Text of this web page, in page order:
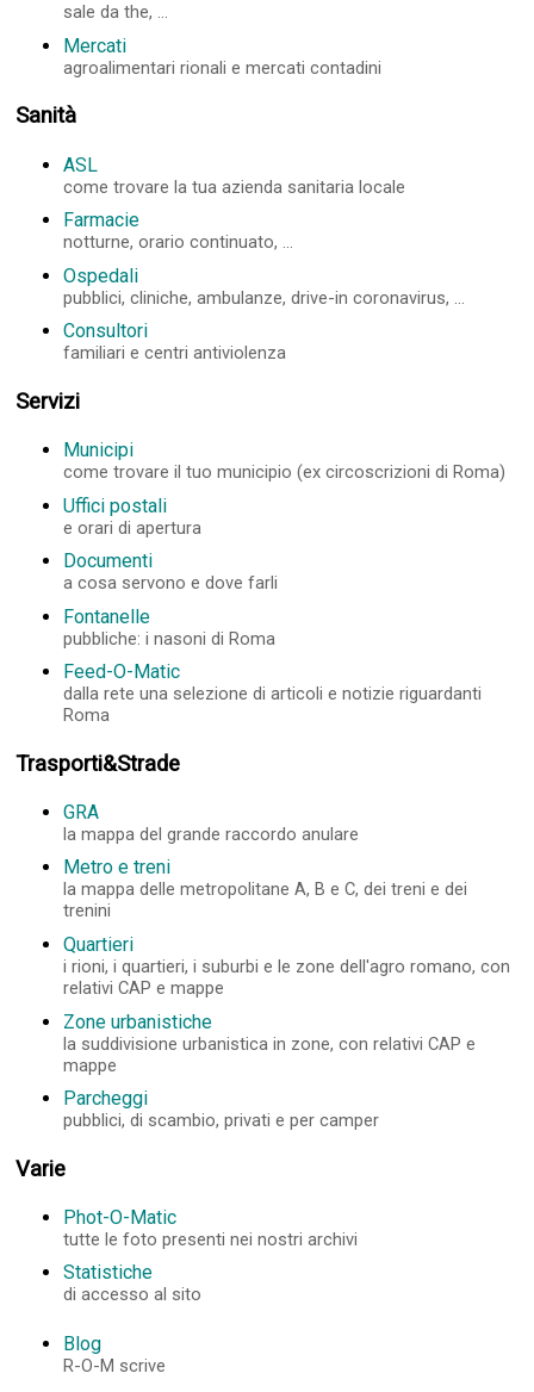
sale da the, ...
Mercati
agroalimentari rionali e mercati contadini
Sanità
ASL
come trovare la tua azienda sanitaria locale
Farmacie
notturne, orario continuato, ...
Ospedali
pubblici, cliniche, ambulanze, drive-in coronavirus, ...
Consultori
familiari e centri antiviolenza
Servizi
Municipi
come trovare il tuo municipio (ex circoscrizioni di Roma)
Uffici postali
e orari di apertura
Documenti
a cosa servono e dove farli
Fontanelle
pubbliche: i nasoni di Roma
Feed-O-Matic
dalla rete una selezione di articoli e notizie riguardanti
Roma
Trasporti&Strade
GRA
la mappa del grande raccordo anulare
Metro e treni
la mappa delle metropolitane A, B e C, dei treni e dei
trenini
Quartieri
i rioni, i quartieri, i suburbi e le zone dell'agro romano, con
relativi CAP e mappe
Zone urbanistiche
la suddivisione urbanistica in zone, con relativi CAP e
mappe
Parcheggi
pubblici, di scambio, privati e per camper
Varie
Phot-O-Matic
tutte le foto presenti nei nostri archivi
Statistiche
di accesso al sito
Blog
R-O-M scrive